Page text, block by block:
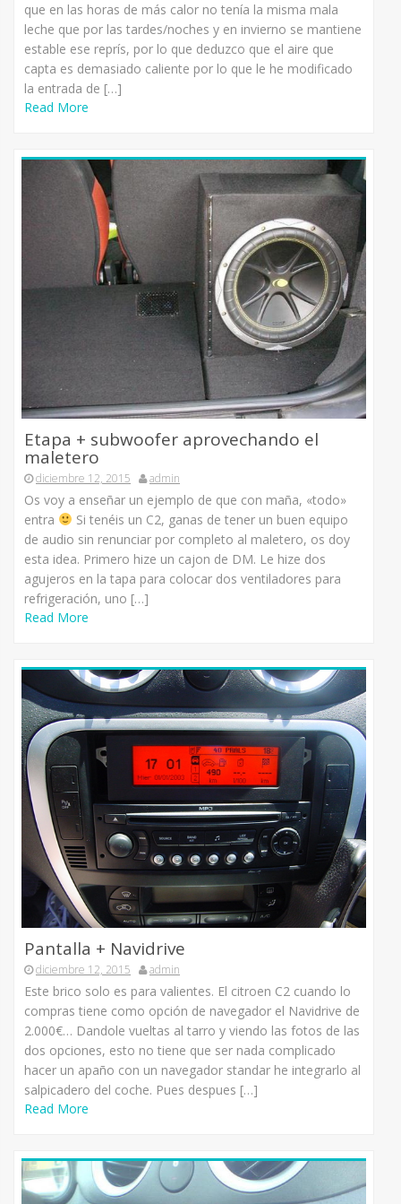
que en las horas de más calor no tenía la misma mala
leche que por las tardes/noches y en invierno se mantiene
estable ese reprís, por lo que deduzco que el aire que
capta es demasiado caliente por lo que le he modificado
la entrada de […]
Read More
Etapa + subwoofer aprovechando el
maletero
diciembre 12, 2015 admin
Os voy a enseñar un ejemplo de que con maña, «todo»
entra
Si tenéis un C2, ganas de tener un buen equipo
de audio sin renunciar por completo al maletero, os doy
esta idea. Primero hize un cajon de DM. Le hize dos
agujeros en la tapa para colocar dos ventiladores para
refrigeración, uno […]
Read More
Pantalla + Navidrive
diciembre 12, 2015 admin
Este brico solo es para valientes. El citroen C2 cuando lo
compras tiene como opción de navegador el Navidrive de
2.000€… Dandole vueltas al tarro y viendo las fotos de las
dos opciones, esto no tiene que ser nada complicado
hacer un apaño con un navegador standar he integrarlo al
salpicadero del coche. Pues despues […]
Read More